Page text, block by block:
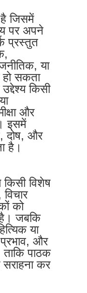
जिसमें
पर अपने
प्रस्तुत
या
हो सकता
किसी
और
इसमें
और
है।
किसी विशेष
को
है। जबकि
या
और
ताकि पाठक
कर